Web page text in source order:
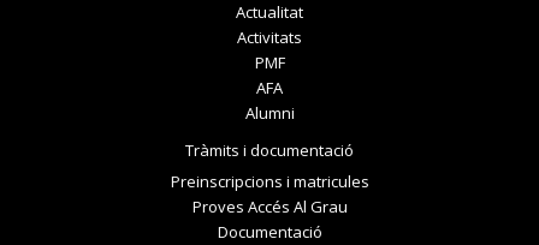
Actualitat
Activitats
PMF
AFA
Alumni
Tràmits i documentació
Preinscripcions i matricules
Proves Accés Al Grau
Documentació